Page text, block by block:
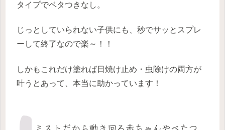
タイプでベタつきなし。
じっとしていられない子供にも、秒でサッとスプレ
ーして終了なので楽～！！
しかもこれだけ塗れば日焼け止め・虫除けの両方が
叶うとあって、本当に助かっています！